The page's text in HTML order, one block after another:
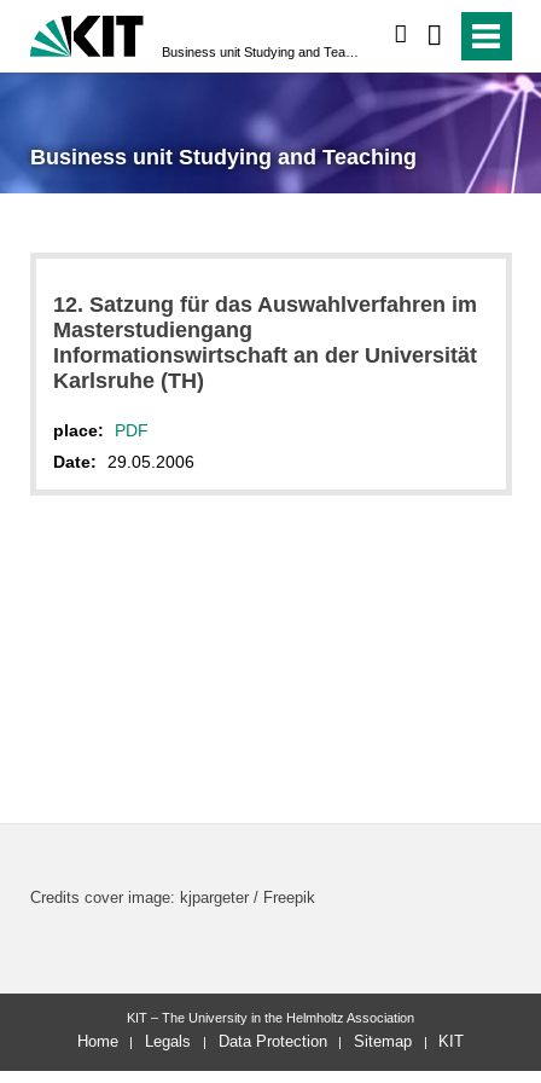
Business unit Studying and Teaching
12. Satzung für das Auswahlverfahren im
Masterstudiengang
Informationswirtschaft an der Universität
Karlsruhe (TH)
place:
PDF
Date:
29.05.2006
Credits cover image: kjpargeter / Freepik
KIT – The University in the Helmholtz Association
Home Legals Data Protection Sitemap KIT